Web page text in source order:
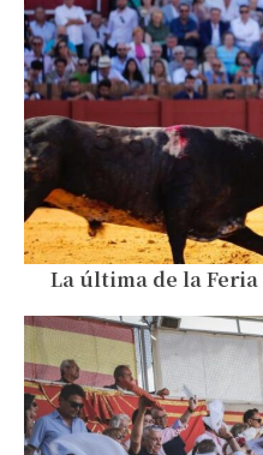
La última de la